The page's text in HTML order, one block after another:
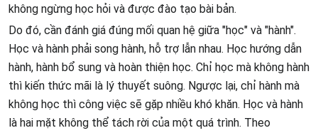
không ngừng học hỏi và được đào tạo bài bản.
Do đó, cần đánh giá đúng mối quan hệ giữa "học" và "hành".
Học và hành phải song hành, hỗ trợ lẫn nhau. Học hướng dẫn
hành, hành bổ sung và hoàn thiện học. Chỉ học mà không hành
thì kiến thức mãi là lý thuyết suông. Ngược lại, chỉ hành mà
không học thì công việc sẽ gặp nhiều khó khăn. Học và hành
là hai mặt không thể tách rời của một quá trình. Theo